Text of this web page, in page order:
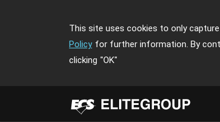
This site uses cookies to only
Policy for further information. By
clicking "OK"